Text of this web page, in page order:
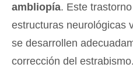
ambliopía. Este
estructuras neurológicas
se desarrollen
corrección del estrabismo.